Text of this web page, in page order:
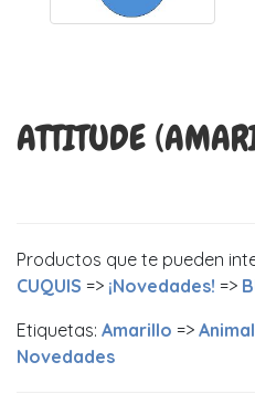
ATTITUDE
Productos que te pueden
CUQUIS => ¡Novedades! =>
Etiquetas: Amarillo =>
Novedades